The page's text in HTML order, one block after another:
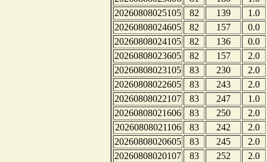
20260808025105
82 139
1.0
20260808024605
82 157
0.0
20260808024105
82 136
0.0
20260808023605
82 157
2.0
20260808023105
83 230
2.0
20260808022605
83 243
2.0
20260808022107
83 247
1.0
20260808021606
83 250
2.0
20260808021106
83 242
2.0
20260808020605
83 245
2.0
20260808020107
83 252
2.0